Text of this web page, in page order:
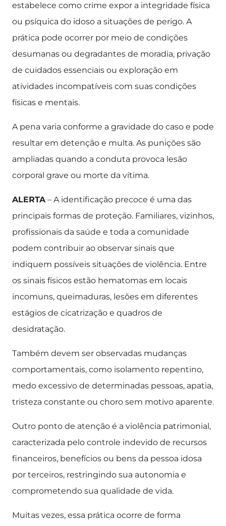
estabelece como crime expor a integridade física
ou psíquica do idoso a situações de perigo. A
prática pode ocorrer por meio de condições
desumanas ou degradantes de moradia, privação
de cuidados essenciais ou exploração em
atividades incompatíveis com suas condições
físicas e mentais.
A pena varia conforme a gravidade do caso e pode
resultar em detenção e multa. As punições são
ampliadas quando a conduta provoca lesão
corporal grave ou morte da vítima.
ALERTA– A identificação precoce é uma das
principais formas de proteção. Familiares, vizinhos,
profissionais da saúde e toda a comunidade
podem contribuir ao observar sinais que
indiquem possíveis situações de violência. Entre
os sinais físicos estão hematomas em locais
incomuns, queimaduras, lesões em diferentes
estágios de cicatrização e quadros de
desidratação.
Também devem ser observadas mudanças
comportamentais, como isolamento repentino,
medo excessivo de determinadas pessoas, apatia,
tristeza constante ou choro sem motivo aparente.
Outro ponto de atenção é a violência patrimonial,
caracterizada pelo controle indevido de recursos
financeiros, benefícios ou bens da pessoa idosa
por terceiros, restringindo sua autonomia e
comprometendo sua qualidade de vida.
Muitas vezes, essa prática ocorre de forma